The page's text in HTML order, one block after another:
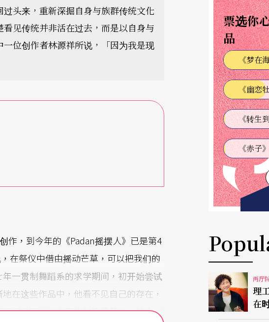
头来，重新深掘自身与族群传统文化
见传统并非活在过去，而是以自身与
位创作者林源祥所说，「因为我是现
作，到今年的《Padan摇摆人》已是第4
在祭仪中借由摇动芒草，可以把我们的
一贯制舞蹈系的求学期间，初开始尝试
在这些作品中，他看不见自己的存在，
里？因此他由原先的议题导向，转向以
票选你
品
《梦在
《幽恋
《赤子》
两厅
理
在